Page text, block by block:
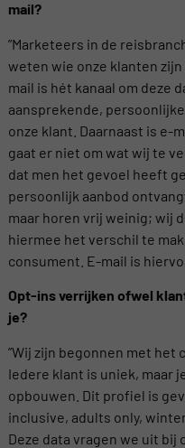
mail?
”Marketeers in de
weten wie onze klanten
mail is hét kanaal om deze
aansprekende,
onze klant. Daarnaast is e-
gaat er niet om wat wij te
dat men het gevoel heeft
persoonlijk aanbod
maar horen vrij weinig; wij
hiermee het verschil te
consument. E-mail is
Opt-ins verrijken ofwel
je?
”Wij zijn begonnen met het
Iedere klant is uniek, maar
opbouwen. Dit profiel is
inclusive, adults only,
Deze data vragen we uit bij